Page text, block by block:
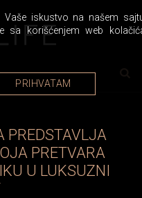
PREDSTAVLJA
PRETVARA
U LUKSUZNI
iskustvo na našem
sa korišćenjem web
PRIHVATAM